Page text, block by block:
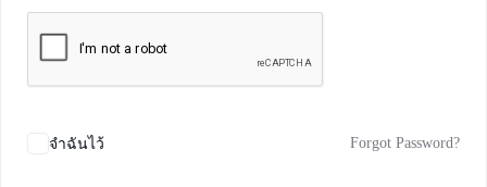
จำฉันไว้ Forgot Password?